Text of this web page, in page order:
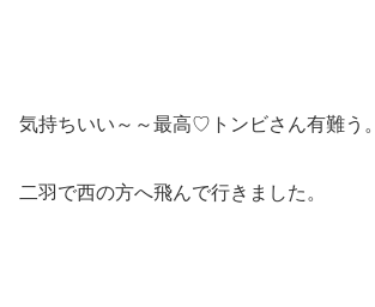
気持ちいい～～最高♡トンビさん有難う。
二羽で西の方へ飛んで行きました。